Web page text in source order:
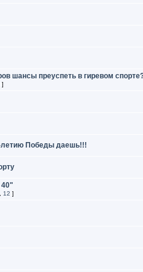
шансы преуспеть в гиревом
]
летию Победы даешь!!!
40"
12 ]